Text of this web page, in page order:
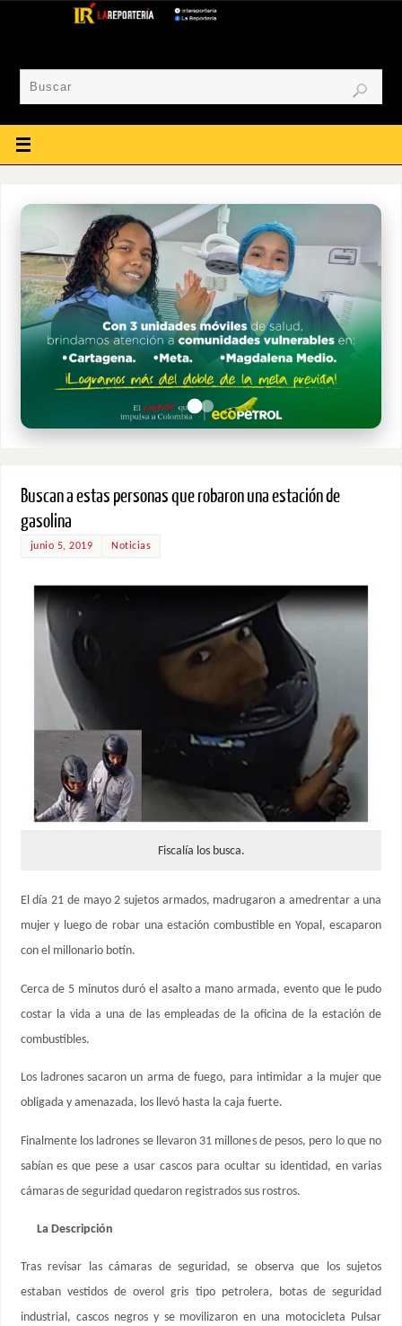
Buscan a estas personas que robaron una estación de
gasolina
junio 5, 2019 Noticias
Fiscalía los busca.
El día 21 de mayo 2 sujetos armados, madrugaron a amedrentar a una
mujer y luego de robar una estación combustible en Yopal, escaparon
con el millonario botín.
Cerca de 5 minutos duró el asalto a mano armada, evento que le pudo
costar la vida a una de las empleadas de la oficina de la estación de
combustibles.
Los ladrones sacaron un arma de fuego, para intimidar a la mujer que
obligada y amenazada, los llevó hasta la caja fuerte.
Finalmente los ladrones se llevaron 31 millones de pesos, pero lo que no
sabían es que pese a usar cascos para ocultar su identidad, en varias
cámaras de seguridad quedaron registrados sus rostros.
La Descripción
Tras revisar las cámaras de seguridad, se observa que los sujetos
estaban vestidos de overol gris tipo petrolera, botas de seguridad
industrial, cascos negros y se movilizaron en una motocicleta Pulsar